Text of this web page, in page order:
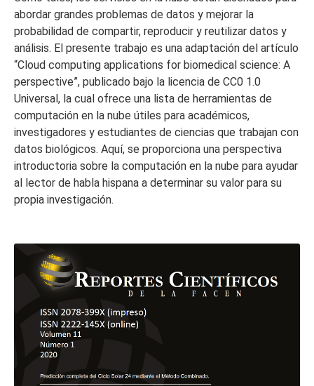
abordar grandes problemas de datos y mejorar la
probabilidad de compartir, reproducir y reutilizar datos y
análisis. El presente trabajo es una adaptación del artículo
“Cloud computing applications for biomedical science: A
perspective”, publicado bajo la licencia de CC0 1.0
Universal, la cual ofrece una lista de herramientas de
computación en la nube útiles para académicos,
investigadores y estudiantes de ciencias que trabajan con
datos biológicos. Aquí, se proporciona una perspectiva
introductoria sobre la computación en la nube para ayudar
al lector de habla hispana a determinar su valor para su
propia investigación.